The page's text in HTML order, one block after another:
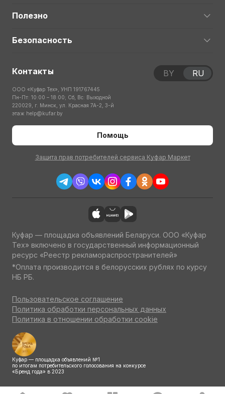
Полезно
Безопасность
Контакты
ООО «Куфар Тех», УНП 191767445
Пн-Пт: 10:00 – 18:00; Сб, Вс: Выходной
220029, г. Минск, ул. Красная 7А-2, 3-й
этаж help@kufar.by
Помощь
Защита прав потребителей сервиса Куфар Маркет
BY RU
Куфар — площадка объявлений Беларуси. ООО «Куфар
Тех» включено в государственный информационный
ресурс «Реестр рекламораспространителей»
*Оплата производится в белорусских рублях по курсу
НБ РБ.
Пользовательское соглашение
Политика обработки персональных данных
Политика в отношении обработки cookie
Куфар — площадка объявлений №1
по итогам потребительского голосования на конкурсе
«Бренд года» в 2023